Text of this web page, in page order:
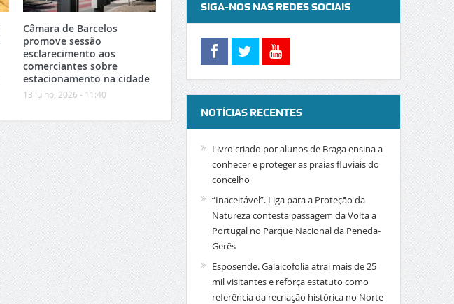
Câmara de Barcelos
promove sessão
esclarecimento aos
comerciantes sobre
estacionamento na cidade
13 Julho, 2026 - 11:40
SIGA-NOS NAS REDES SOCIAIS
NOTÍCIAS RECENTES
Livro criado por alunos de Braga ensina a
conhecer e proteger as praias fluviais do
concelho
“Inaceitável”. Liga para a Proteção da
Natureza contesta passagem da Volta a
Portugal no Parque Nacional da Peneda-
Gerês
Esposende. Galaicofolia atrai mais de 25
mil visitantes e reforça estatuto como
referência da recriação histórica no Norte